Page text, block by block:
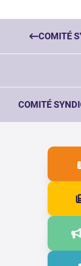
COMITÉ
COMITÉ